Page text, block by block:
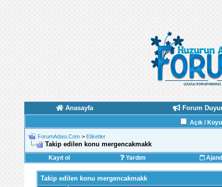
Anasayfa Forum
Açık /
ForumAdasi.Com > Etiketler
Takip edilen konu mergencakmakk
Kayıt ol Yardım
Takip edilen konu mergencakmakk